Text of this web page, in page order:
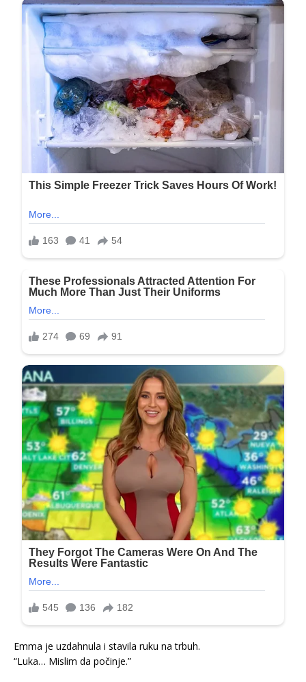
Emma je uzdahnula i stavila ruku na trbuh.
“Luka… Mislim da počinje.”